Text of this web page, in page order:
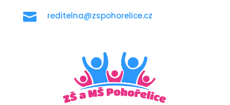
 reditelna@zspohorelice.cz